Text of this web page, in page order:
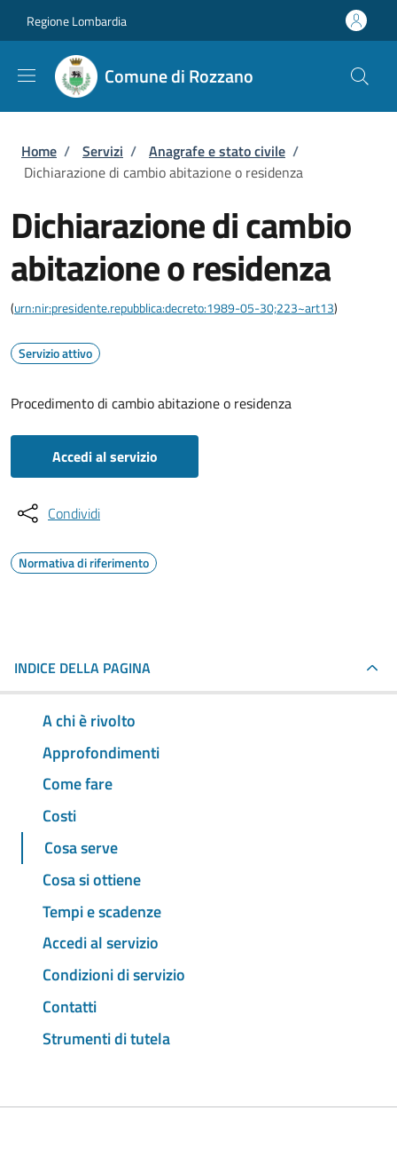
Regione Lombardia
Comune di Rozzano
Briciole di pane
Home / Servizi / Anagrafe e stato civile /
Dichiarazione di cambio abitazione o residenza
Dichiarazione di cambio
abitazione o residenza
(urn:nir:presidente.repubblica:decreto:1989-05-30;223~art13)
Servizio attivo
Procedimento di cambio abitazione o residenza
Accedi al servizio
Condividi
Normativa di riferimento
INDICE DELLA PAGINA
A chi è rivolto
Approfondimenti
Come fare
Costi
Cosa serve
Cosa si ottiene
Tempi e scadenze
Accedi al servizio
Condizioni di servizio
Contatti
Strumenti di tutela